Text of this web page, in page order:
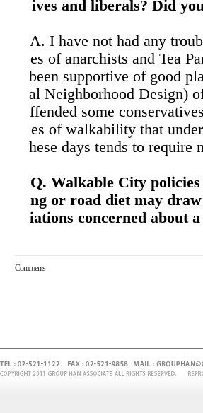
ives and liberals? Did
A. I have not had any
es of anarchists and Tea
been supportive of good
al Neighborhood Design)
ffended some
es of walkability that
hese days tends to require
Q. Walkable City
ng or road diet may draw
iations concerned about
Comments